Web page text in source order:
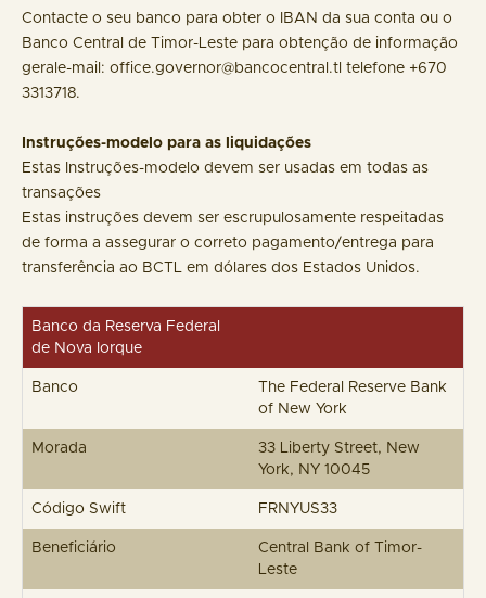
Contacte o seu banco para obter o IBAN da sua conta ou o
Banco Central de Timor-Leste para obtenção de informação
gerale-mail: office.governor@bancocentral.tl telefone +670
3313718.
Instruções-modelo para as liquidações
Estas Instruções-modelo devem ser usadas em todas as
transações
Estas instruções devem ser escrupulosamente respeitadas
de forma a assegurar o correto pagamento/entrega para
transferência ao BCTL em dólares dos Estados Unidos.
Banco da Reserva Federal
de Nova Iorque
Banco
The Federal Reserve Bank
of New York
Morada
33 Liberty Street, New
York, NY 10045
Código Swift FRNYUS33
Beneficiário
Central Bank of Timor-
Leste